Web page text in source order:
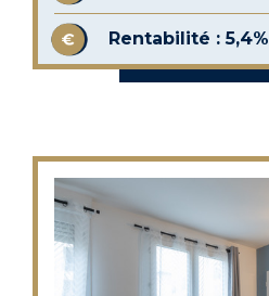
Rentabilité : 5,4%